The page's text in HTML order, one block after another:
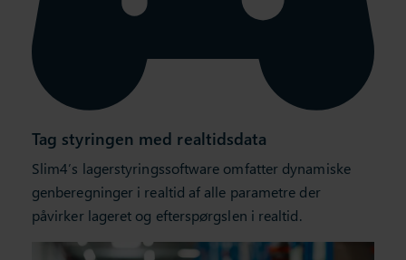
Tag styringen med realtidsdata
Slim4’s lagerstyringssoftware omfatter dynamiske
genberegninger i realtid af alle parametre der
påvirker lageret og efterspørgslen i realtid.